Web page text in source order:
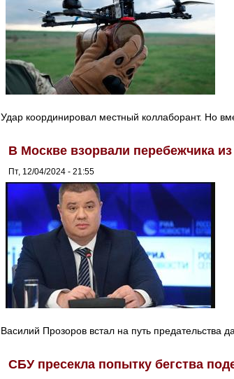
Удар координировал местный коллаборант. Но
В Москве взорвали перебежчика
Пт, 12/04/2024 - 21:55
Василий Прозоров встал на путь предательства
СБУ пресекла попытку бегства